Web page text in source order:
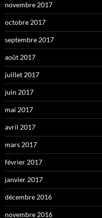
novembre 2017
octobre 2017
septembre 2017
août 2017
juillet 2017
juin 2017
mai 2017
avril 2017
mars 2017
février 2017
janvier 2017
décembre 2016
novembre 2016